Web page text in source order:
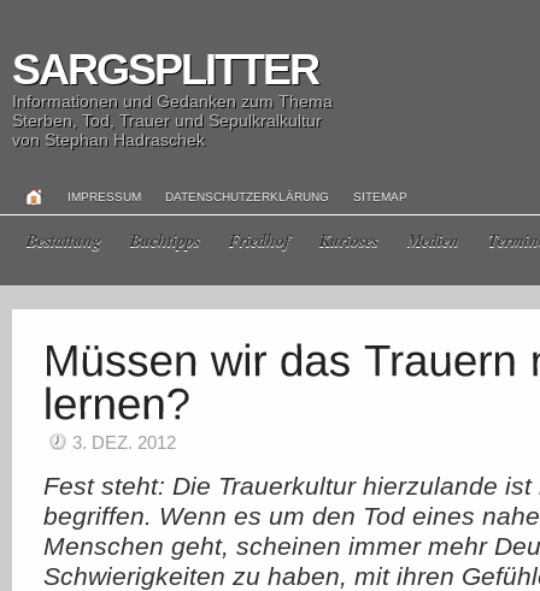
SARGSPLITTER
Informationen und Gedanken zum Thema
Sterben, Tod, Trauer und Sepulkralkultur
von Stephan Hadraschek
IMPRESSUM DATENSCHUTZERKLÄRUNG SITEMAP
Bestattung Buchtipps Friedhof Kurioses Medien
3. DEZ. 2012
Fest steht: Die Trauerkultur hierzulande ist
begriffen. Wenn es um den Tod eines
Menschen geht, scheinen immer mehr
Schwierigkeiten zu haben, mit ihren